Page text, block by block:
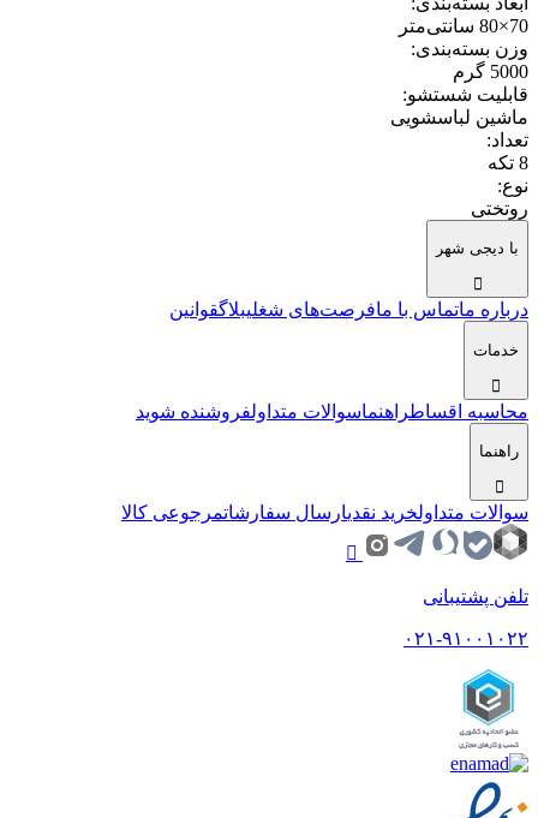
70×80 سانتی‌متر
وزن بسته‌بندی:
5000 گرم
قابلیت شستشو:
ماشین لباسشویی
تعداد:
8 تکه
نوع:
روتختی
با دیجی شهر
درباره ماتماس با مافرصت‌های شغلیبلاگقوانین
خدمات
محاسبه اقساطراهنماسوالات متداولفروشنده شوید
راهنما
سوالات متداولخرید نقدیارسال سفارشاتمرجوعی کالا
تلفن پشتیبانی
۰۲۱-۹۱۰۰۱۰۲۲